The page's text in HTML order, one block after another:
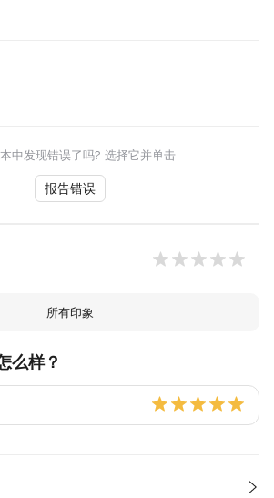
中发现错误了吗? 选择它并单击
报告错误
所有印象
么样？